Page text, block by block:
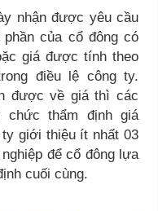
nhận được yêu cầu
của cổ đông có
giá được tính theo
điều lệ công ty.
được về giá thì các
thẩm định giá
giới thiệu ít nhất 03
để cổ đông lựa
cuối cùng.